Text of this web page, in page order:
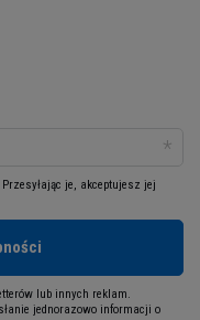
Przesyłając je, akceptujesz jej
lub innych reklam.
jednorazowo informacji o